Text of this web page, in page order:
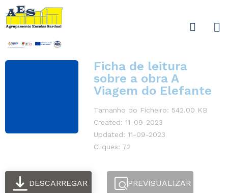
Ficha de leitura
sobre a obra A
Viagem do Elefante
Tamanho do Ficheiro: 542.00 KB
Created: 11-09-2023
Updated: 11-09-2023
Cliques: 72
DESCARREGAR PREVISUALIZAR